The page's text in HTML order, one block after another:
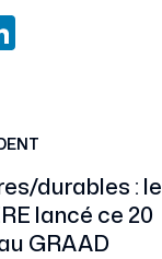
durables : le
lancé ce 20
GRAAD